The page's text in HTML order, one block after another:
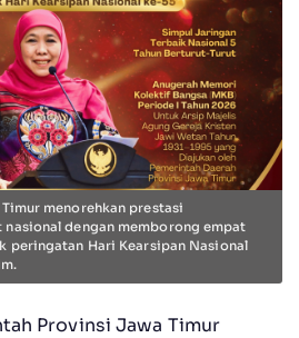
menorehkan prestasi
dengan memborong empat
peringatan Hari Kearsipan Nasional
Provinsi Jawa Timur